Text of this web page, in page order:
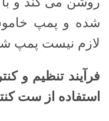
شده و پمپ
لازم نیست پمپ
فرآیند تنظیم و
استفاده از ست